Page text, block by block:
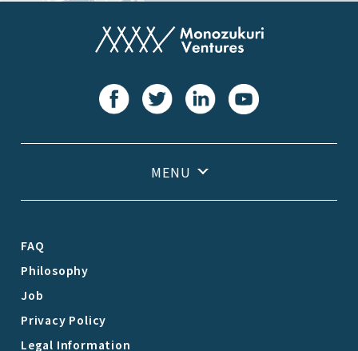
FAQ
Philosophy
Job
Privacy Policy
Legal Information